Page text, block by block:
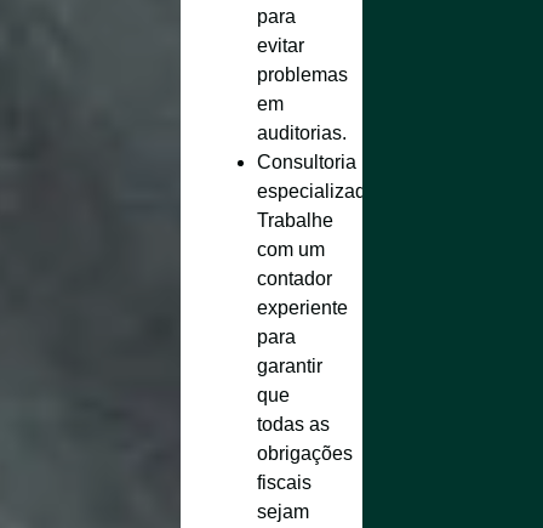
para
evitar
problemas
em
auditorias.
Consultoria
especializada
Trabalhe
com um
contador
experiente
para
garantir
que
todas as
obrigações
fiscais
sejam